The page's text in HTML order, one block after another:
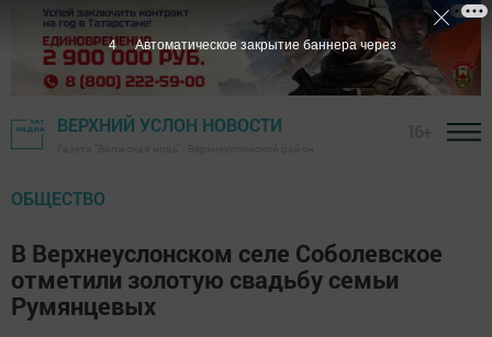
ВЕРХНИЙ УСЛОН НОВОСТИ
ОБЩЕСТВО
В Верхнеуслонском селе Соболевское
отметили золотую свадьбу семьи
Румянцевых
3 Автоматическое закрытие баннера через